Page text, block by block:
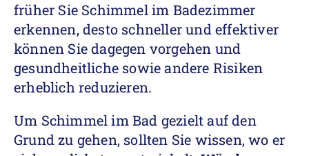
früher Sie Schimmel im Badezimmer
erkennen, desto schneller und effektiver
können Sie dagegen vorgehen und
gesundheitliche sowie andere Risiken
erheblich reduzieren.
Um Schimmel im Bad gezielt auf den
Grund zu gehen, sollten Sie wissen, wo er